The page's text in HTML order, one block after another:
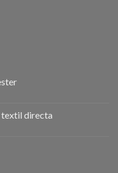
textil directa